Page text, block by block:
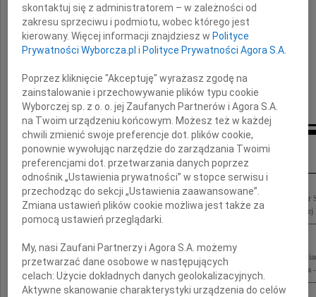
w imieniu Instytutu Pamięci Narodowej
Dyrektor Oddziału w Łodzi
Inne kondolencje
10 kwietnia w katastrofie lotniczej pod Smoleńskiem zginęli gen. Franciszek Gągor
Wojska Polskiego gen. Tadeusz Buk Dowódca Wojsk Lądowych wiceadm.
Z głębokim żalem i smutkiem całe nasze spadochroniarskie środowisko przyjęło
gen. dyw. Tadeusza Buka Dowódcy Wojsk Lądowych, byłego zasłużonego Oficera
skontaktuj się z administratorem – w zależności od
zakresu sprzeciwu i podmiotu, wobec którego jest
kierowany. Więcej informacji znajdziesz wPolityce
Prywatności Wyborcza.pl iPolityce Prywatności Agora S.A.
Poprzez kliknięcie "Akceptuję" wyrażasz zgodę na
zainstalowanie i przechowywanie plików typu cookie
Wyborczej sp. z o. o. jej Zaufanych Partnerów i Agora S.A.
na Twoim urządzeniu końcowym. Możesz też w każdej
chwili zmienić swoje preferencje dot. plików cookie,
ponownie wywołując narzędzie do zarządzania Twoimi
preferencjami dot. przetwarzania danych poprzez
odnośnik „Ustawienia prywatności” w stopce serwisu i
przechodząc do sekcji „Ustawienia zaawansowane”.
Zmiana ustawień plików cookie możliwa jest także za
pomocą ustawień przeglądarki.
My, nasi Zaufani Partnerzy i Agora S.A. możemy
przetwarzać dane osobowe w następujących
celach:Użycie dokładnych danych geolokalizacyjnych.
Aktywne skanowanie charakterystyki urządzenia do celów